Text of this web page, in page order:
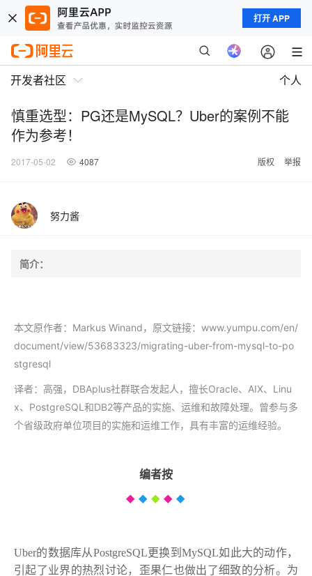
打开 APP
开发者社区 个人
慎重选型：PG还是MySQL？Uber的案例不能
作为参考！
2017-05-02 4087 版权 举报
努力酱
简介：
本文原作者：Markus Winand， 原文链接：www.yumpu.com/en/
document/view/53683323/migrating-uber-from-mysql-to-po
stgresql
译者：高强，DBAplus社群联合发起人，擅长Oracle、AIX、Linu
x、PostgreSQL和DB2等产品的实施、运维和故障处理。曾参与多
个省级政府单位项目的实施和运维工作，具有丰富的运维经验。
编者按
◆ ◆ ◆ ◆ ◆
Uber的数据库从PostgreSQL更换到MySQL如此大的动作，
引起了业界的热烈讨论，歪果仁也做出了细致的分析。为